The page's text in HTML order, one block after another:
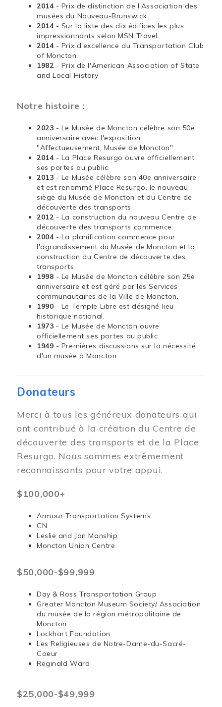
2014 - Prix de distinction de l'Association des
musées du Nouveau-Brunswick
2014 - Sur la liste des dix édifices les plus
impressionnants selon MSN Travel
2014 - Prix d'excellence du Transportation Club
of Moncton
1982 - Prix de l'American Association of State
and Local History
Notre histoire :
2023 - Le Musée de Moncton célèbre son 50e
anniversaire avec l'exposition
"Affectueusement, Musée de Moncton"
2014 - La Place Resurgo ouvre officiellement
ses portes au public.
2013 - Le Musée célèbre son 40e anniversaire
et est renommé Place Resurgo, le nouveau
siège du Musée de Moncton et du Centre de
découverte des transports.
2012 - La construction du nouveau Centre de
découverte des transports commence.
2004 - La planification commence pour
l'agrandissement du Musée de Moncton et la
construction du Centre de découverte des
transports.
1998 - Le Musée de Moncton célèbre son 25e
anniversaire et est géré par les Services
communautaires de la Ville de Moncton.
1990 - Le Temple Libre est désigné lieu
historique national.
1973 - Le Musée de Moncton ouvre
officiellement ses portes au public.
1949 - Premières discussions sur la nécessité
d'un musée à Moncton.
Donateurs
Merci à tous les généreux donateurs qui
ont contribué à la création du Centre de
découverte des transports et de la Place
Resurgo. Nous sommes extrêmement
reconnaissants pour votre appui.
$100,000+
Armour Transportation Systems
CN
Leslie and Jon Manship
Moncton Union Centre
$50,000-$99,999
Day & Ross Transportation Group
Greater Moncton Museum Society/ Association
du musée de la région métropolitaine de
Moncton
Lockhart Foundation
Les Religieuses de Notre-Dame-du-Sacré-
Coeur
Reginald Ward
$25,000-$49,999